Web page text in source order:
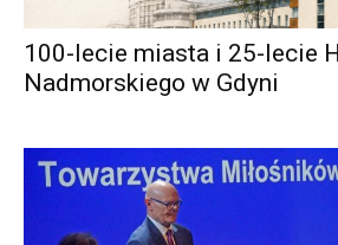
100-lecie miasta i 25-lecie
Nadmorskiego w Gdyni